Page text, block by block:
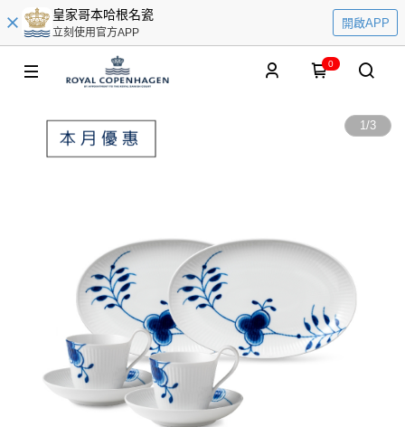
皇家哥本哈根名瓷
立刻使用官方APP
開啟APP
0
1/3